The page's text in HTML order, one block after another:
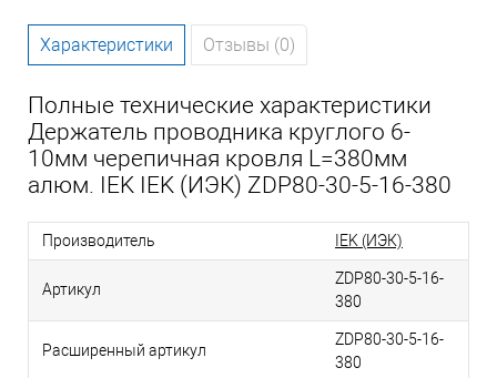
Характеристики Отзывы (0)
Полные технические характеристики
Держатель проводника круглого 6-
10мм черепичная кровля L=380мм
алюм. IEK IEK (ИЭК) ZDP80-30-5-16-380
Производитель IEK (ИЭК)
Артикул
ZDP80-30-5-16-
380
Расширенный артикул
ZDP80-30-5-16-
380